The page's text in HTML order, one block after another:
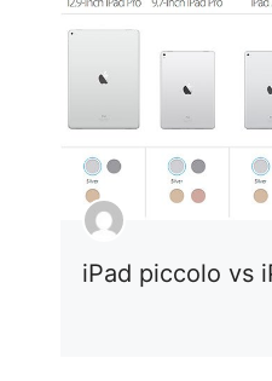
iPad piccolo vs